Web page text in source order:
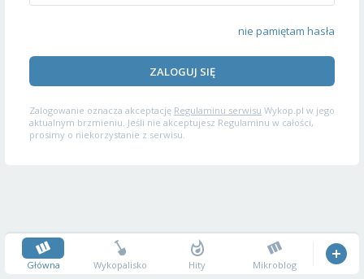
nie pamiętam hasła
ZALOGUJ SIĘ
Zalogowanie oznacza akceptację Regulaminu serwisu Wykop.pl w jego
aktualnym brzmieniu. Jeśli nie akceptujesz Regulaminu w całości,
prosimy o niekorzystanie z serwisu.
Główna Wykopalisko Hity Mikroblog